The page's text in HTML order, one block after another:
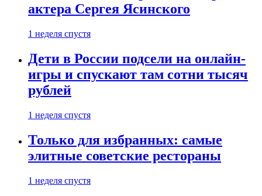
актера Сергея Ясинского
1 неделя спустя
Дети в России подсели на онлайн-
игры и спускают там сотни тысяч
рублей
1 неделя спустя
Только для избранных: самые
элитные советские рестораны
1 неделя спустя